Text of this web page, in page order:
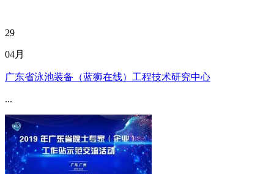
29
04月
广东省泳池装备（蓝狮在线）工程技术研究中心
...